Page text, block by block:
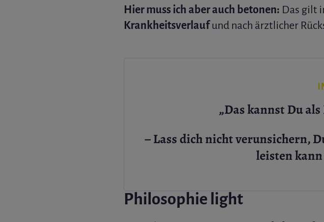
Hier muss ich aber auch betonen: Das gilt
Krankheitsverlaufund nach ärztlicher
„Das kannst Du
– Lass dich nicht verunsichern,
leisten
Philosophie light